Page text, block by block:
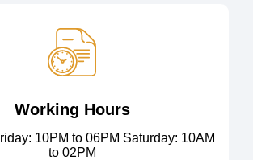
Working Hours
10PM to 06PM Saturday: 10AM
to 02PM